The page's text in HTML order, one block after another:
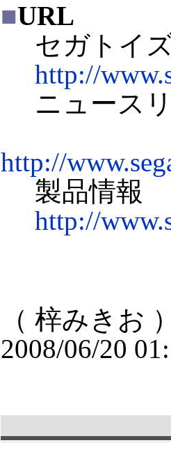
■URL
セガトイ
http://
ニュースリ
http://
製品情報
http://
（ 梓みきお
2008/06/20